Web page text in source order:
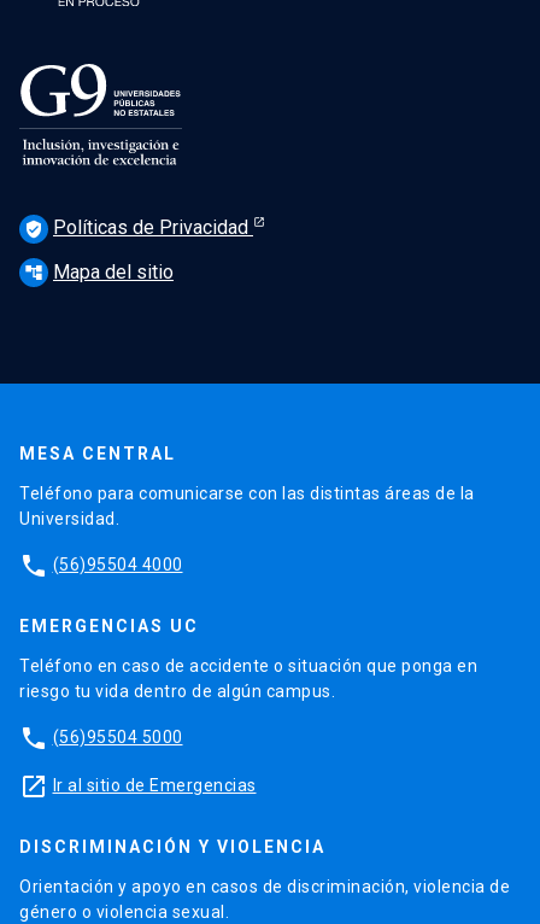
verified_user Políticas de Privacidad
account_tree Mapa del sitio
MESA CENTRAL
Teléfono para comunicarse con las distintas áreas de la
Universidad.
phone (56)95504 4000
EMERGENCIAS UC
Teléfono en caso de accidente o situación que ponga en
riesgo tu vida dentro de algún campus.
phone (56)95504 5000
launch Ir al sitio de Emergencias
DISCRIMINACIÓN Y VIOLENCIA
Orientación y apoyo en casos de discriminación, violencia de
género o violencia sexual.